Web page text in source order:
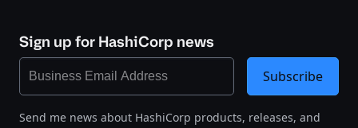
Sign up for HashiCorp news
Send me news about HashiCorp products, releases, and
Subscribe